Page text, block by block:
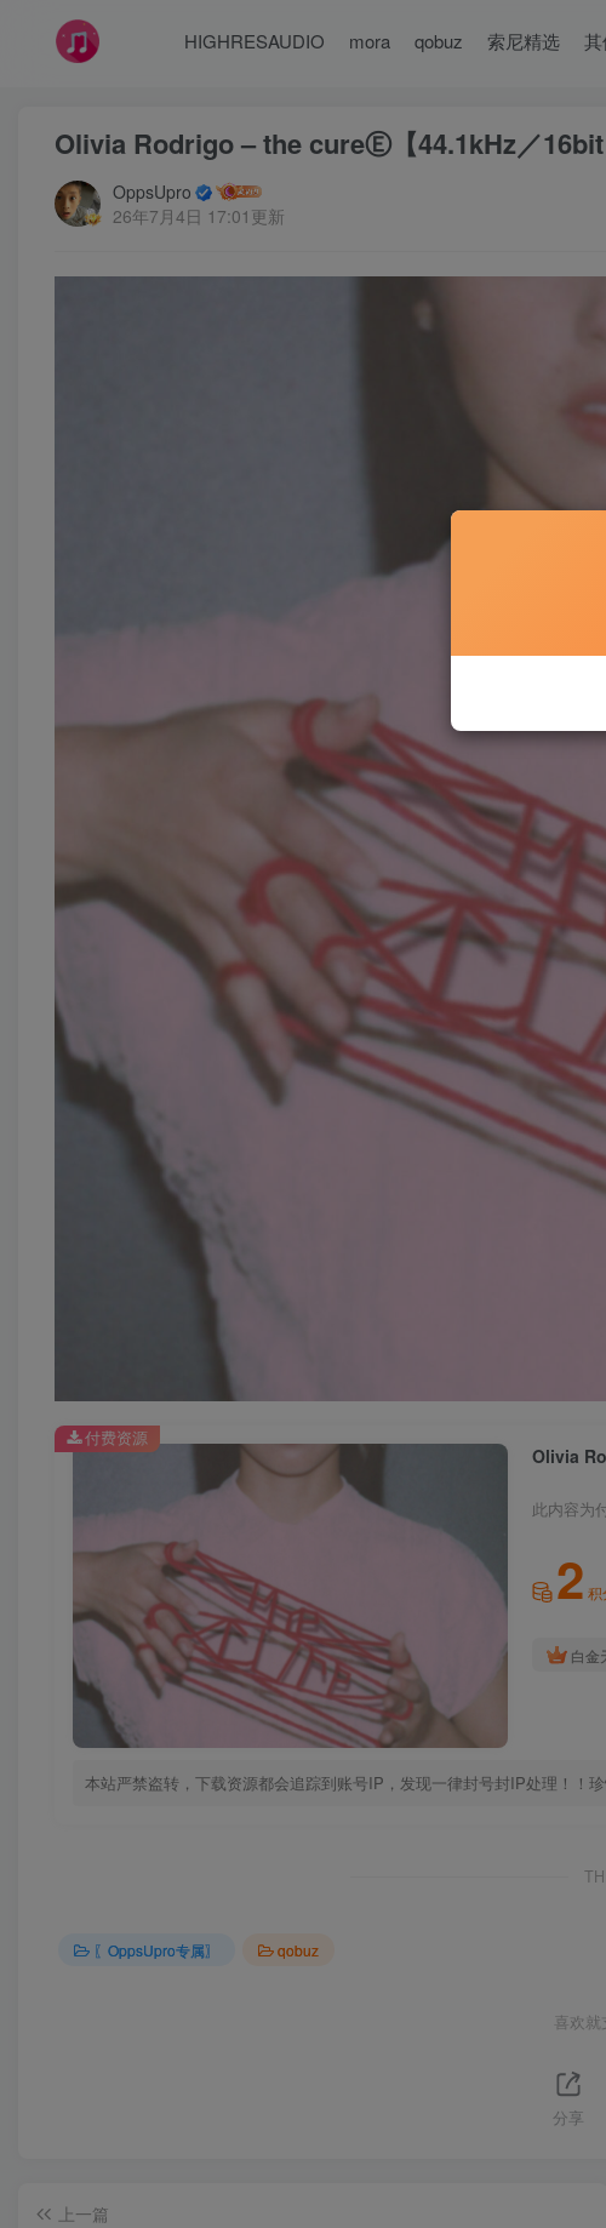
HIGHRESAUDIO mora qobuz 索尼精选
Olivia Rodrigo – the cureⒺ【44.1kHz／
OppsUpro
26年7月4日 17:01更新
Olivia
此内容为
2 积
白金
本站严禁盗转，下载资源都会追踪到账号IP，发现一律封号封IP处理！！
付费资源
〖OppsUpro专属〗 qobuz
喜欢
分享
上一篇